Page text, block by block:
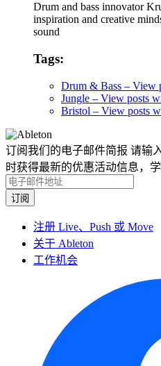
Drum and bass innovator
inspiration and creative
sound
Tags:
Drum & Bass – View
Jungle – View posts
Bristol – View posts
订阅我们的电子邮件简报 请输
时获得最新的优惠活动信息，
注册 Live、Push 或 Move
关于 Ableton
工作机会